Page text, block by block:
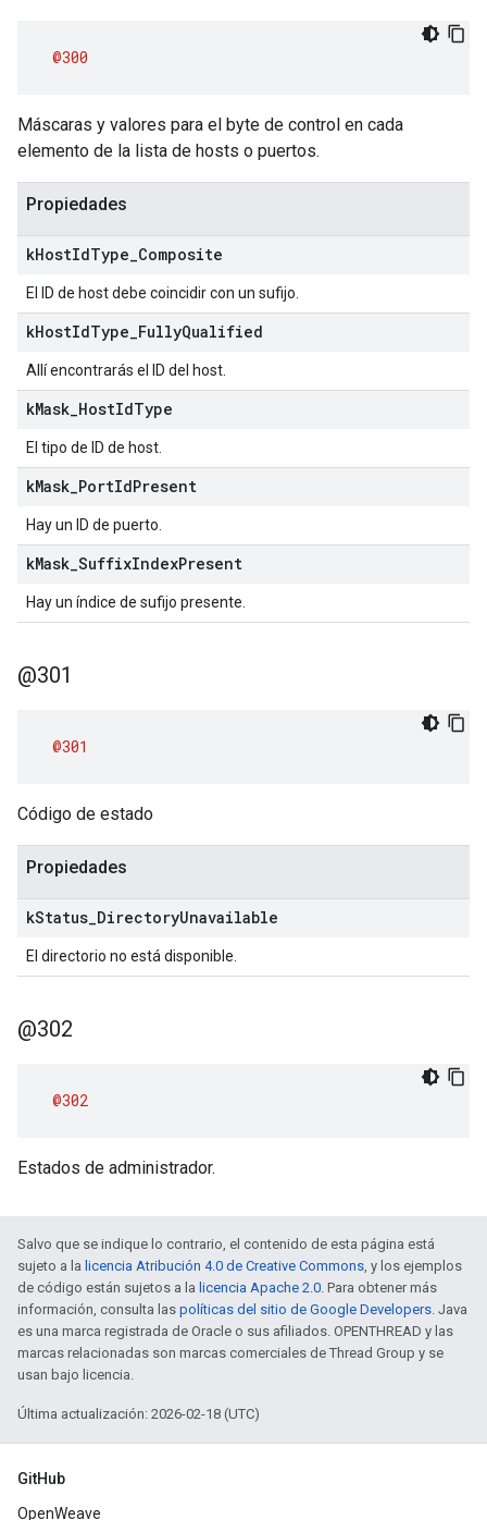
@300
Máscaras y valores para el byte de control en cada
elemento de la lista de hosts o puertos.
Propiedades
kHostIdType Composite
El ID de host debe coincidir con un sufijo.
kHostIdType FullyQualified
Allí encontrarás el ID del host.
kMask HostIdType
El tipo de ID de host.
kMask PortIdPresent
Hay un ID de puerto.
kMask SuffixIndexPresent
Hay un índice de sufijo presente.
@301
@301
Código de estado
Propiedades
kStatus DirectoryUnavailable
El directorio no está disponible.
@302
@302
Estados de administrador.
Salvo que se indique lo contrario, el contenido de esta página está
sujeto a la licencia Atribución 4.0 de Creative Commons, y los ejemplos
de código están sujetos a la licencia Apache 2.0. Para obtener más
información, consulta las políticas del sitio de Google Developers. Java
es una marca registrada de Oracle o sus afiliados. OPENTHREAD y las
marcas relacionadas son marcas comerciales de Thread Group y se
usan bajo licencia.
Última actualización: 2026-02-18 (UTC)
GitHub
OpenWeave